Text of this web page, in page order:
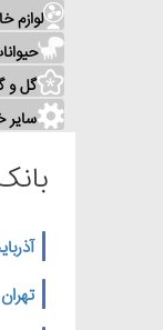
لوازم
گل و
سایر
تهران